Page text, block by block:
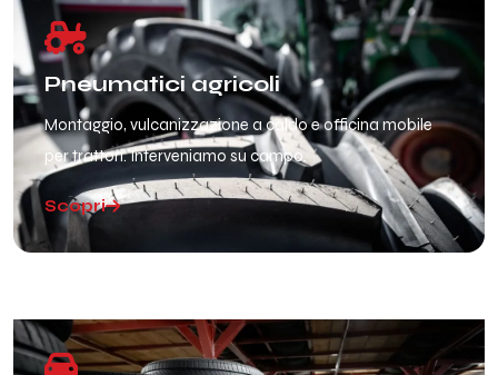
Pneumatici agricoli
Montaggio, vulcanizzazione a caldo e officina mobile
per trattori. Interveniamo su campo.
Scopri